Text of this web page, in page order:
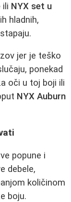
ili NYX set u
hladnih,
jer je teško
ponekad
oči u toj boji ili
NYX Auburn
popune i
debele,
količinom
boju.